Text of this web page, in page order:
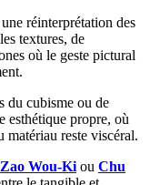
réinterprétation des
textures, de
où le geste pictural
du cubisme ou de
esthétique propre, où
matériau reste viscéral.
Zao Wou-Ki ou Chu